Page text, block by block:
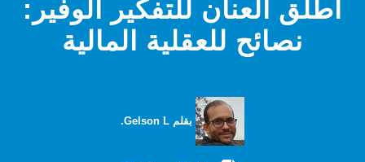
أطلق العنان للتفكير الوفير:
نصائح للعقلية المالية
بقلم Gelson L.